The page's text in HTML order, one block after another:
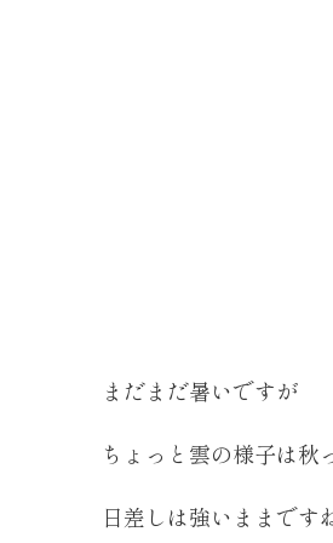
まだまだ暑いですが
ちょっと雲の様子は秋
日差しは強いままです